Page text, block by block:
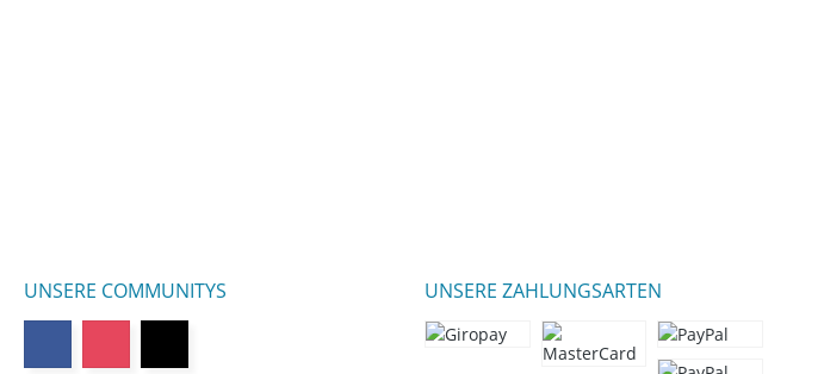
UNSERE COMMUNITYS UNSERE ZAHLUNGSARTEN